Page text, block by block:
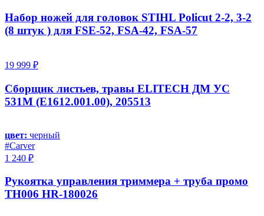
Набор ножей для головок STIHL Policut 2-2, 3-2
(8 штук ) для FSE-52, FSA-42, FSA-57
19 999 ₽
Сборщик листьев, травы ELITECH ДМ УС
531М (E1612.001.00), 205513
цвет: черный
#Carver
1 240 ₽
Рукоятка управления триммера + труба промо
TH006 HR-180026